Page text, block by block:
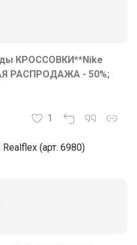
КРОССОВКИ**Nike
РАСПРОДАЖА - 50%;
1
(арт. 6980)